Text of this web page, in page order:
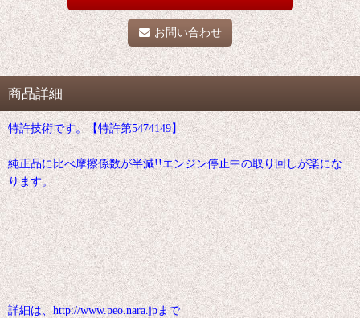
お問い合わせ
商品詳細
特許技術です。【特許第5474149】
純正品に比べ摩擦係数が半減!!エンジン停止中の取り回しが楽にな
ります。
詳細は、http://www.peo.nara.jpまで